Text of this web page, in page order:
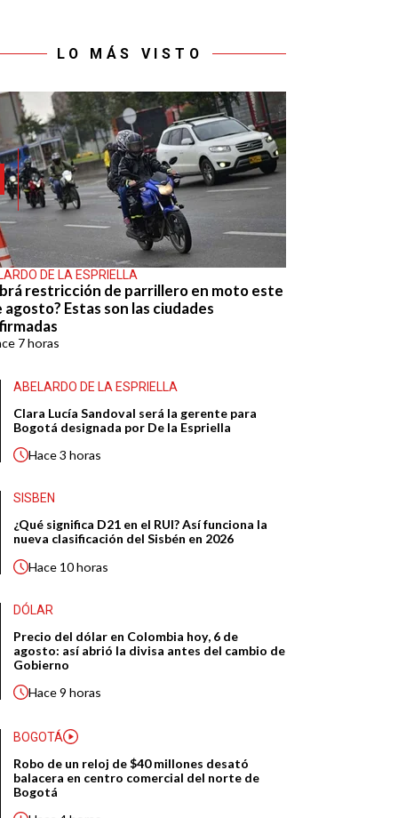
LO MÁS VISTO
DE LA ESPRIELLA
restricción de parrillero en moto este
agosto? Estas son las ciudades
7 horas
ABELARDO DE LA ESPRIELLA
Clara Lucía Sandoval será la gerente para
Bogotá designada por De la Espriella
Hace3 horas
SISBEN
¿Qué significa D21 en el RUI? Así funciona la
nueva clasificación del Sisbén en 2026
Hace 10 horas
DÓLAR
Precio del dólar en Colombia hoy, 6 de
agosto: así abrió la divisa antes del cambio de
Gobierno
Hace9 horas
BOGOTÁ
Robo de un reloj de $40 millones desató
balacera en centro comercial del norte de
Bogotá